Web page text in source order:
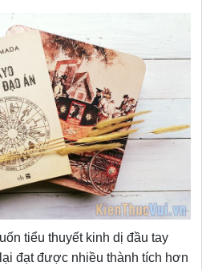
tiểu thuyết kinh dị đầu tay
đạt được nhiều thành tích hơn